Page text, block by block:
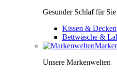
Gesunder Schlaf für Sie
Kissen & Decken
Bettwäsche &
Unsere Markenwelten